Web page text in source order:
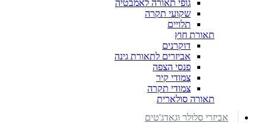
גופי תאורה לאמבטיה
שקועי תקרה
תלויים
תאורת חוץ
דוקרנים
אביזרים לתאורת גינה
פנסי הצפה
צמודי קיר
צמודי תקרה
תאורה סולארית
אביזרי סלולר וגאדג'טים